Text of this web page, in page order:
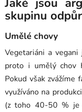
skupinu
Umělé chovy
Vegetariáni a
proto i umělý chov
Pokud však zvážíme
využíváno na
(z toho 40-50 % je